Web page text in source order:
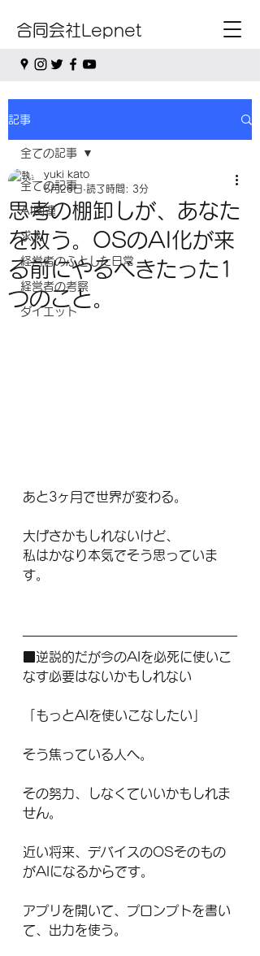
合同会社Lepnet
記事
全ての記事
AI関連
求人
経営者のふとした日常
経営者の考察
ダイエット
全ての記事
思考の棚卸しが、あなた
を救う。OSのAI化が来
る前にやるべきたった1
つのこと。
yuki kato
5月26日 読了時間: 3分
あと3ヶ月で世界が変わる。
大げさかもしれないけど、
私はかなり本気でそう思っていま
す。
■逆説的だが今のAIを必死に使いこ
なす必要はないかもしれない
「もっとAIを使いこなしたい」
そう焦っている人へ。
その努力、しなくていいかもしれま
せん。
近い将来、デバイスのOSそのもの
がAIになるからです。
アプリを開いて、プロンプトを書い
て、出力を使う。